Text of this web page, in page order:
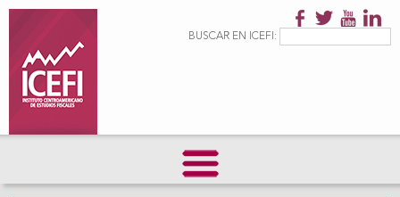
principalFormulario de
BUSCAR EN ICEFI: